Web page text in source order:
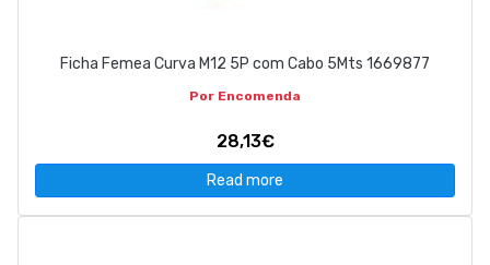
Ficha Femea Curva M12 5P com Cabo 5Mts 1669877
Por Encomenda
28,13€
Read more